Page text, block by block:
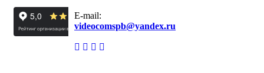
E-mail:
videocomspb@yandex.ru